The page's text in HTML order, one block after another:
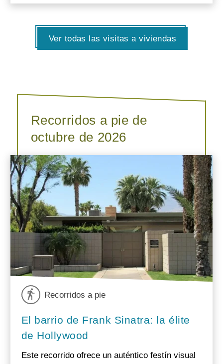
Ver todas las visitas a viviendas
Recorridos a pie de
octubre de 2026
Recorridos a pie
El barrio de Frank Sinatra: la élite
de Hollywood
Este recorrido ofrece un auténtico festín visual